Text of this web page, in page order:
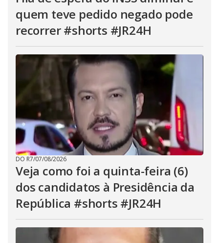
quem teve pedido negado pode
recorrer #shorts #JR24H
DO R7/07/08/2026
Veja como foi a quinta-feira (6)
dos candidatos à Presidência da
República #shorts #JR24H